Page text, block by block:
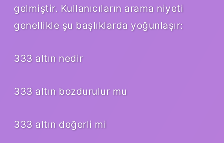
gelmiştir. Kullanıcıların arama niyeti
genellikle şu başlıklarda yoğunlaşır:
333 altın nedir
333 altın bozdurulur mu
333 altın değerli mi